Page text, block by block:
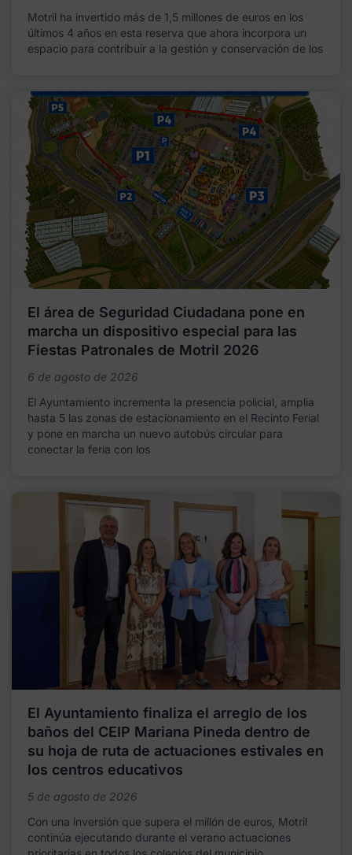
Motril ha invertido más de 1,5 millones de euros en los
últimos 4 años en esta reserva que ahora incorpora un
espacio para contribuir a la gestión y conservación de los
El área de Seguridad Ciudadana pone en
marcha un dispositivo especial para las
Fiestas Patronales de Motril 2026
6 de agosto de 2026
El Ayuntamiento incrementa la presencia policial, amplía
hasta 5 las zonas de estacionamiento en el Recinto Ferial
y pone en marcha un nuevo autobús circular para
conectar la feria con los
El Ayuntamiento finaliza el arreglo de los
baños del CEIP Mariana Pineda dentro de
su hoja de ruta de actuaciones estivales en
los centros educativos
5 de agosto de 2026
Con una inversión que supera el millón de euros, Motril
continúa ejecutando durante el verano actuaciones